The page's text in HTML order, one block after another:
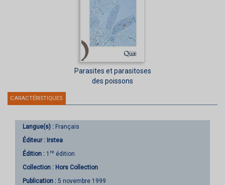
Parasites et parasitoses
des poissons
CARACTÉRISTIQUES
Langue(s) : Français
Éditeur : Irstea
Édition : 1 re édition
Collection : Hors Collection
Publication : 5 novembre 1999